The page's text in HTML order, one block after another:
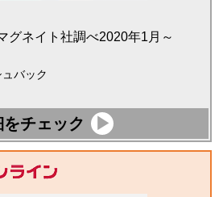
グネイト社調べ2020年1月～
バック
をチェック